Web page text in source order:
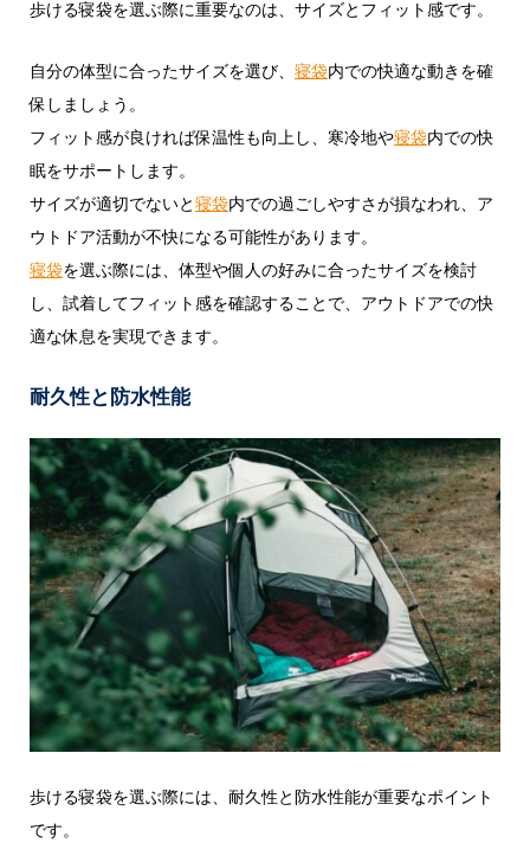
歩ける寝袋を選ぶ際に重要なのは、サイズとフィット感です。
自分の体型に合ったサイズを選び、 寝袋内での快適な動きを確
保しましょう。
フィット感が良ければ保温性も向上し、寒冷地や寝袋内での快
眠をサポートします。
サイズが適切でないと寝袋内での過ごしやすさが損なわれ、ア
ウトドア活動が不快になる可能性があります。
寝袋を選ぶ際には、体型や個人の好みに合ったサイズを検討
し、試着してフィット感を確認することで、アウトドアでの快
適な休息を実現できます。
耐久性と防水性能
歩ける寝袋を選ぶ際には、耐久性と防水性能が重要なポイント
です。